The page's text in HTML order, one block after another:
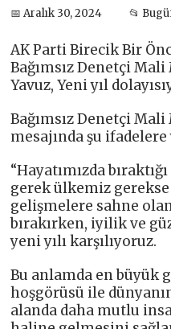
📅 Aralık 30, 2024 📂
AK Parti Birecik Bir
Bağımsız Denetçi
Yavuz, Yeni yıl
Bağımsız Denetçi
mesajında şu
“Hayatımızda
gerek ülkemiz
gelişmelere sahne
bırakırken, iyilik ve
yeni yılı karşılıyoruz.
Bu anlamda en büyük
hoşgörüsü ile
alanda daha mutlu